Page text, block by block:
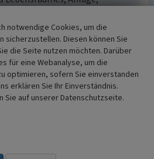
Düsseldorf.
Friedrich
Obstwiesen erleben und
Klause“ in Meckenheim
notwendige Cookies, um die
sicherzustellen. Diesen können Sie
die Seite nutzen möchten. Darüber
für eine Webanalyse, um die
optimieren, sofern Sie einverstanden
erklären Sie Ihr Einverständnis.
Sie auf unserer Datenschutzseite.